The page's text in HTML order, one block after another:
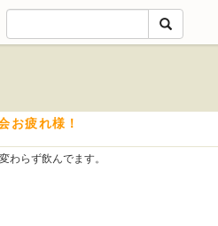
お疲れ様！
わらず飲んでます。